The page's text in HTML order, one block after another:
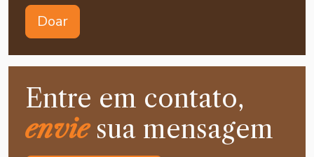
Doar
Entre em contato,
enviesua mensagem